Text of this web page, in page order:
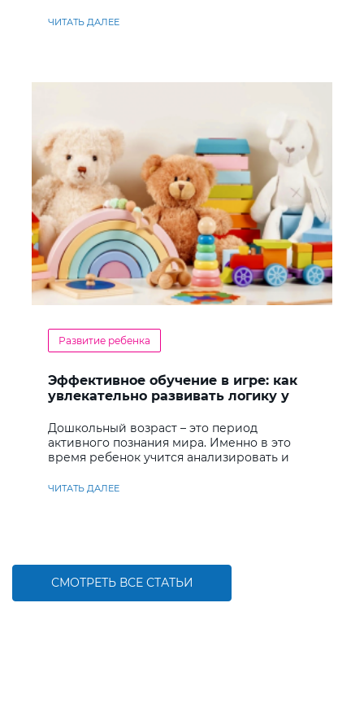
ЧИТАТЬ ДАЛЕЕ
Развитие ребенка
Эффективное обучение в игре: как
увлекательно развивать логику у
Дошкольный возраст – это период
активного познания мира. Именно в это
время ребенок учится анализировать и
ЧИТАТЬ ДАЛЕЕ
СМОТРЕТЬ ВСЕ СТАТЬИ